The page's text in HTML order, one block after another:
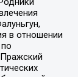
в отношении